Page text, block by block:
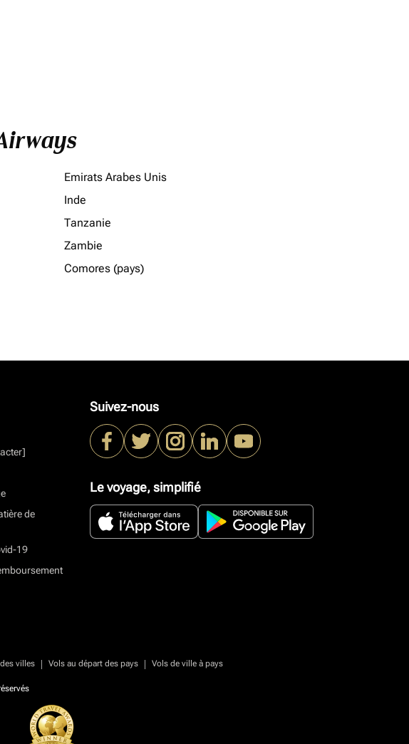
Emirats Arabes Unis
Inde
Tanzanie
Zambie
Comores (pays)
de
19
Suivez-nous
Le voyage, simplifié
villes | Vols au départ des pays | Vols de ville à pays